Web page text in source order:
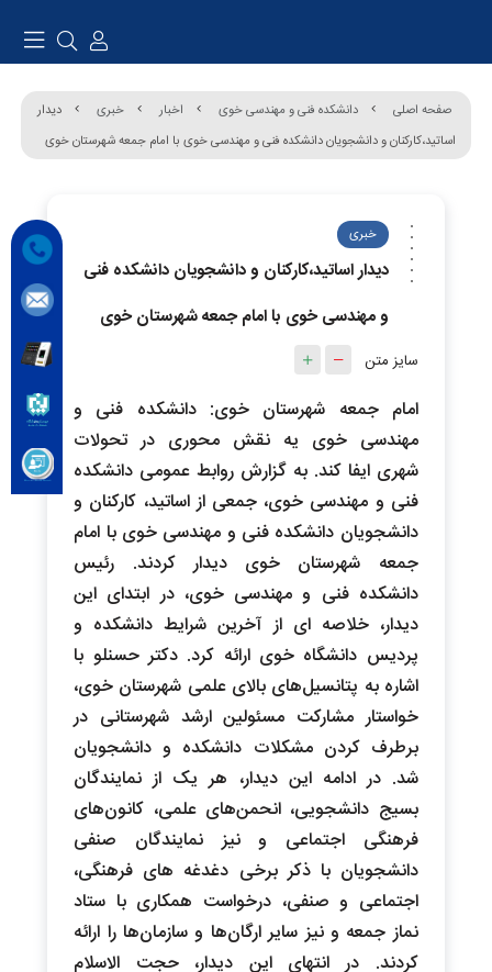
صفحه اصلی دانشکده فنی و مهندسی خوی اخبار خبری
دیدار
اساتید،کارکنان و دانشجویان دانشکده فنی و مهندسی خوی با امام جمعه شهرستان خوی
خبری
دیدار اساتید،کارکنان و دانشجویان دانشکده فنی
و مهندسی خوی با امام جمعه شهرستان خوی
سایز متن
امام جمعه شهرستان خوی: دانشکده فنی و
مهندسی خوی یه نقش محوری در تحولات
شهری ایفا کند. به گزارش روابط عمومی دانشکده
فنی و مهندسی خوی، جمعی از اساتید، کارکنان و
دانشجویان دانشکده فنی و مهندسی خوی با امام
جمعه شهرستان خوی دیدار کردند. رئیس
دانشکده فنی و مهندسی خوی، در ابتدای این
دیدار، خلاصه ای از آخرین شرایط دانشکده و
پردیس دانشگاه خوی ارائه کرد. دکتر حسنلو با
اشاره به پتانسیل‌های بالای علمی شهرستان خوی،
خواستار مشارکت مسئولین ارشد شهرستانی در
برطرف کردن مشکلات دانشکده و دانشجویان
شد. در ادامه این دیدار، هر یک از نمایندگان
بسیج دانشجویی، انحمن‌های علمی، کانون‌های
فرهنگی اجتماعی و نیز نمایندگان صنفی
دانشجویان با ذکر برخی دغدغه های فرهنگی،
اجتماعی و صنفی، درخواست همکاری با ستاد
نماز جمعه و نیز سایر ارگان‌ها و سازمان‌ها را ارائه
کردند. در انتهای این دیدار، حجت الاسلام